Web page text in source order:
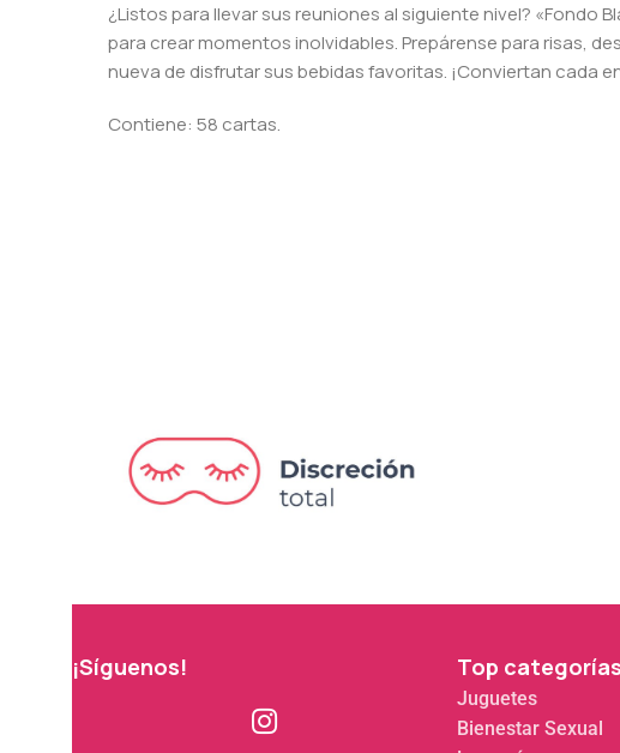
¿Listos para llevar sus reuniones al siguiente nivel? «Fondo
para crear momentos inolvidables. Prepárense para risas,
nueva de disfrutar sus bebidas favoritas. ¡Conviertan cada
Contiene: 58 cartas.
¡Síguenos! Top categorías
Juguetes
Bienestar Sexual